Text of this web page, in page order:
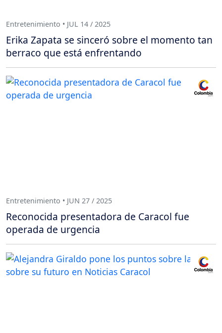
Entretenimiento • JUL 14 / 2025
Erika Zapata se sinceró sobre el momento tan
berraco que está enfrentando
Entretenimiento • JUN 27 / 2025
Reconocida presentadora de Caracol fue
operada de urgencia